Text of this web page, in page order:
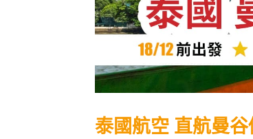
泰國航空 直航曼谷